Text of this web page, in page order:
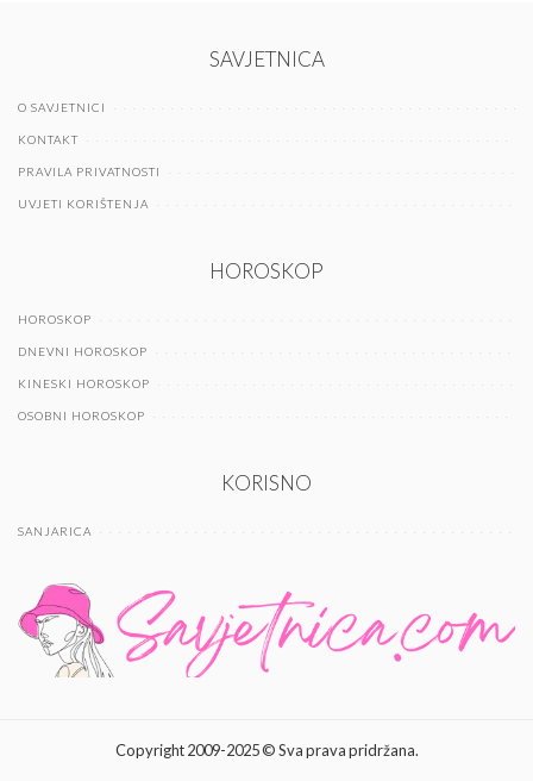
SAVJETNICA
O SAVJETNICI
KONTAKT
PRAVILA PRIVATNOSTI
UVJETI KORIŠTENJA
HOROSKOP
HOROSKOP
DNEVNI HOROSKOP
KINESKI HOROSKOP
OSOBNI HOROSKOP
KORISNO
SANJARICA
Copyright 2009-2025 © Sva prava pridržana.